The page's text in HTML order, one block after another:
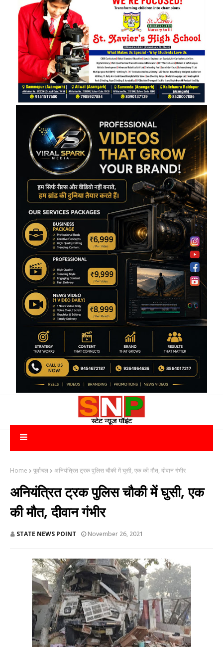
Home पूर्वांचल अनियंत्रित ट्रक पुलिस चौकी में घुसी, एक की मौत, दीवान गंभीर
अनियंत्रित ट्रक पुलिस चौकी में घुसी, एक
की मौत, दीवान गंभीर
STATE NEWS POINT November 26, 2021